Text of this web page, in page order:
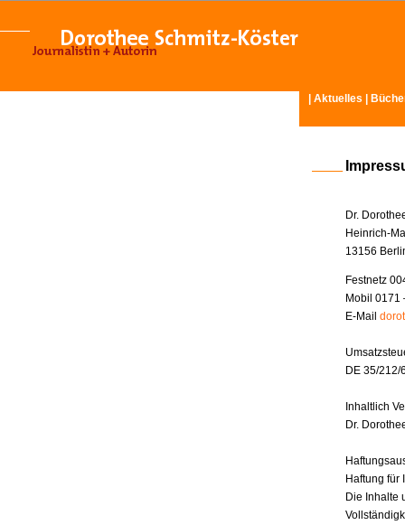
Aktuelles
Dr.
Heinrich-
13156
Festnetz
Mobil 0171
E-Mail
DE 35/212/
Inhaltlich
Dr.
Haftung für
Die Inhalte